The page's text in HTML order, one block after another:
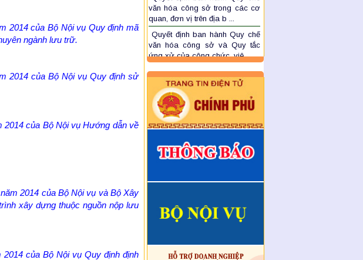
2014 của Bộ Nội vụ Quy định mã
ngành lưu trữ.
2014 của Bộ Nội vụ Quy định sử
2014 của Bộ Nội vụ Hướng dẫn về
2014 của Bộ Nội vụ và Bộ Xây
xây dựng thuộc nguồn nộp lưu
của Bộ Nội vụ Quy định định
Quyết định ban hành Quy chế
văn hóa công sở và Quy tắc
ứng xử của công chức, viê ...
Ban hành quy chế thực hiện
dân chủ trong cơ quan Sở Nội
Quyết định công nhận sáng
kiến năm 2025
Quyết định về việc ban hành
Quy chế làm việc của Sở Nội
vụ tỉnh Ninh Bình
Quyết định về việc bổ nhiệm
bản tỉnh Ninh Bình
hòa giải viên lao động trên địa
bàn tỉnh Ninh Bình
nhiệm hòa giải viên lao động
trên địa bàn tỉnh Ninh Bìn ...